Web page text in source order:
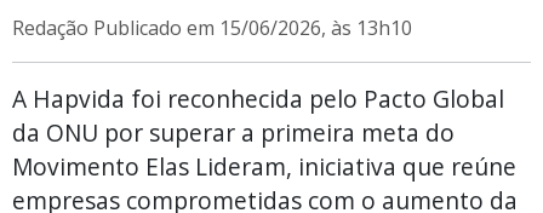
Redação Publicado em 15/06/2026, às 13h10
A Hapvida foi reconhecida pelo Pacto Global
da ONU por superar a primeira meta do
Movimento Elas Lideram, iniciativa que reúne
empresas comprometidas com o aumento da